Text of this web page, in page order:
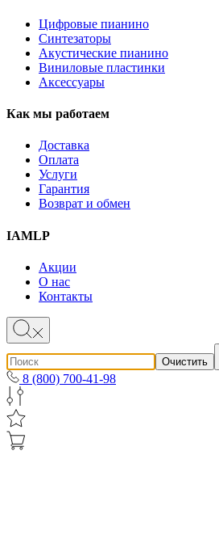
Цифровые пианино
Синтезаторы
Акустические пианино
Виниловые пластинки
Аксессуары
Как мы работаем
Доставка
Оплата
Услуги
Гарантия
Возврат и обмен
IAMLP
Акции
О нас
Контакты
Очистить
8 (800) 700-41-98